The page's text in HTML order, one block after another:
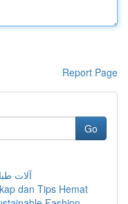
Report Page
Go
آلات
dan Tips Hemat